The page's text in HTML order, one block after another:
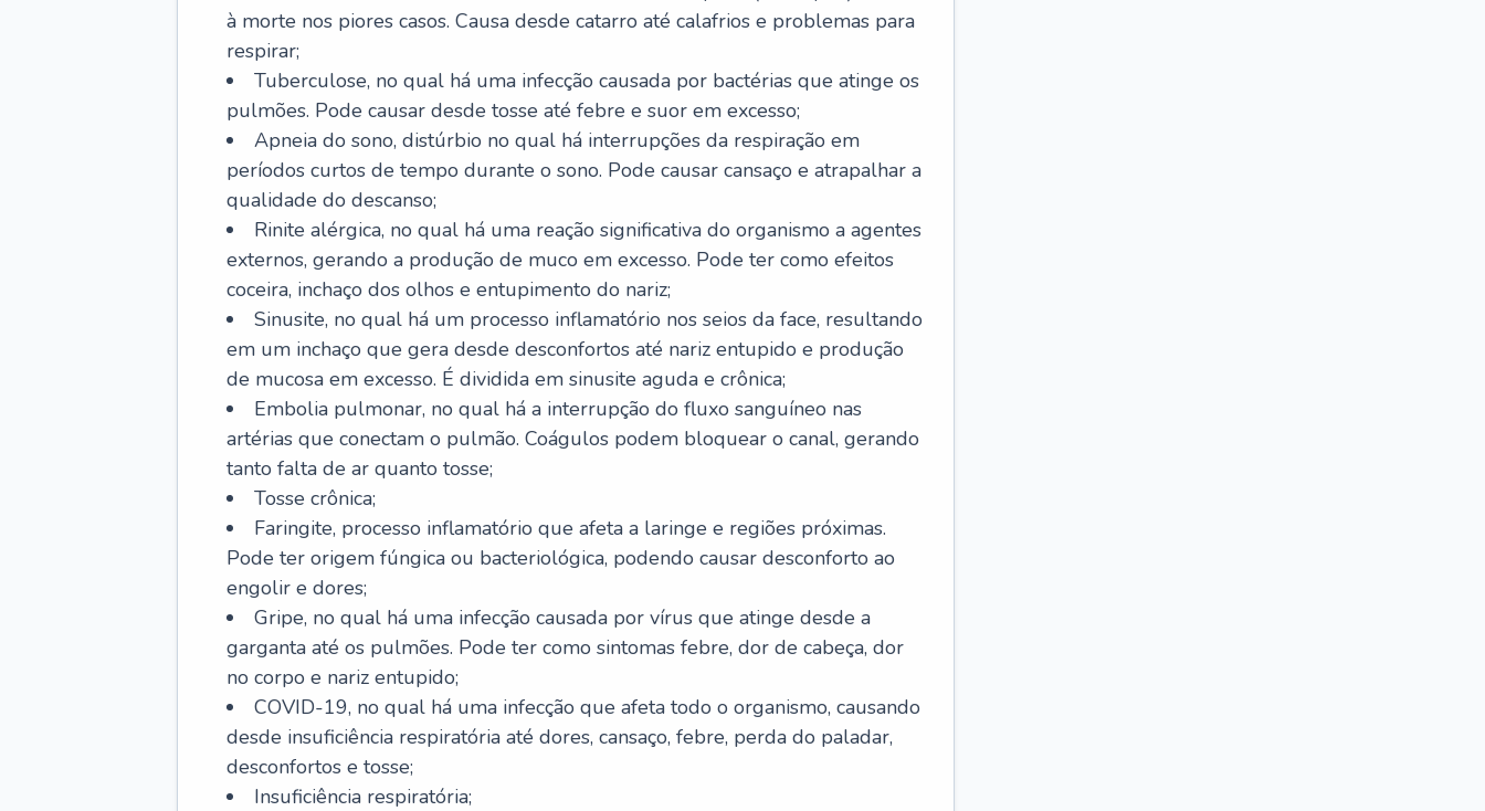
à morte nos piores casos. Causa desde catarro até calafrios e problemas para
respirar;
Tuberculose, no qual há uma infecção causada por bactérias que atinge os
pulmões. Pode causar desde tosse até febre e suor em excesso;
Apneia do sono, distúrbio no qual há interrupções da respiração em
períodos curtos de tempo durante o sono. Pode causar cansaço e atrapalhar a
qualidade do descanso;
Rinite alérgica, no qual há uma reação significativa do organismo a agentes
externos, gerando a produção de muco em excesso. Pode ter como efeitos
coceira, inchaço dos olhos e entupimento do nariz;
Sinusite, no qual há um processo inflamatório nos seios da face, resultando
em um inchaço que gera desde desconfortos até nariz entupido e produção
de mucosa em excesso. É dividida em sinusite aguda e crônica;
Embolia pulmonar, no qual há a interrupção do fluxo sanguíneo nas
artérias que conectam o pulmão. Coágulos podem bloquear o canal, gerando
tanto falta de ar quanto tosse;
Tosse crônica;
Faringite, processo inflamatório que afeta a laringe e regiões próximas.
Pode ter origem fúngica ou bacteriológica, podendo causar desconforto ao
engolir e dores;
Gripe, no qual há uma infecção causada por vírus que atinge desde a
garganta até os pulmões. Pode ter como sintomas febre, dor de cabeça, dor
no corpo e nariz entupido;
COVID-19, no qual há uma infecção que afeta todo o organismo, causando
desde insuficiência respiratória até dores, cansaço, febre, perda do paladar,
desconfortos e tosse;
Insuficiência respiratória;